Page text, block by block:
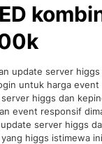
update server
untuk harga event
server higgs dan
event responsif
server higgs
yang higgs istimewa